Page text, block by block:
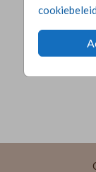
cookiebeleid